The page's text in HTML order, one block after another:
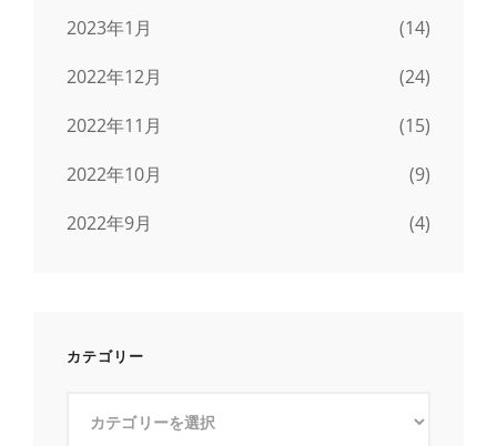
2023年1月
(14)
2022年12月
(24)
2022年11月
(15)
2022年10月
(9)
2022年9月
(4)
カテゴリー